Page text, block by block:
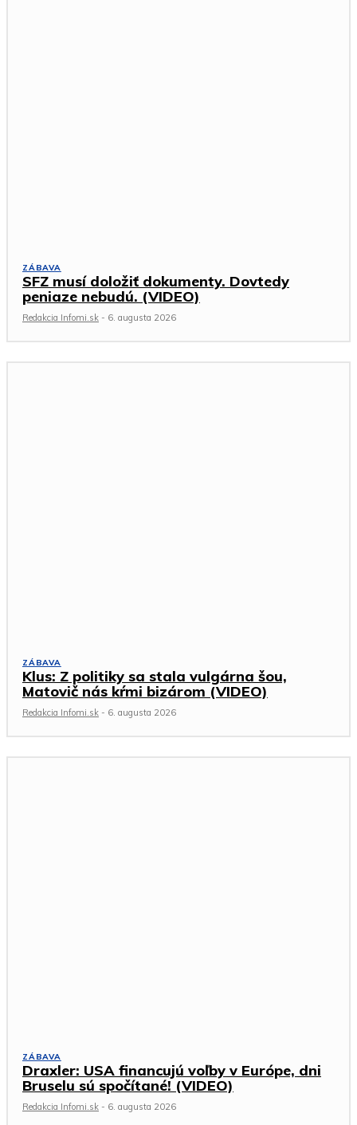
ZÁBAVA
SFZ musí doložiť dokumenty. Dovtedy
peniaze nebudú. (VIDEO)
Redakcia Infomi.sk - 6. augusta 2026
ZÁBAVA
Klus: Z politiky sa stala vulgárna šou,
Matovič nás kŕmi bizárom (VIDEO)
Redakcia Infomi.sk - 6. augusta 2026
ZÁBAVA
Draxler: USA financujú voľby v Európe, dni
Bruselu sú spočítané! (VIDEO)
Redakcia Infomi.sk - 6. augusta 2026